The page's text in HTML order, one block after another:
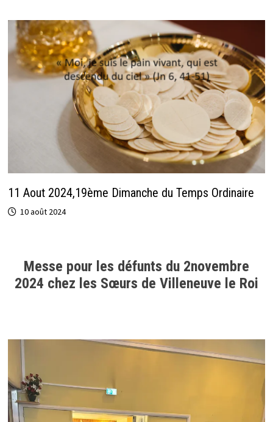
11 Aout 2024,19ème Dimanche du Temps Ordinaire
10 août 2024
Messe pour les défunts du 2novembre
2024 chez les Sœurs de Villeneuve le Roi